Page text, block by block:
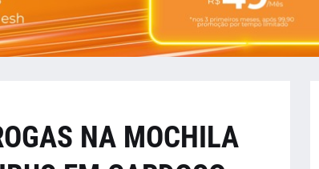
NA MOCHILA